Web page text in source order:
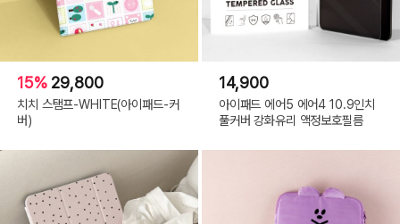
15% 29,800
치치 스탬프-WHITE(아이패드-커
버)
14,900
아이패드 에어5 에어4 10.9인치
풀커버 강화유리 액정보호필름